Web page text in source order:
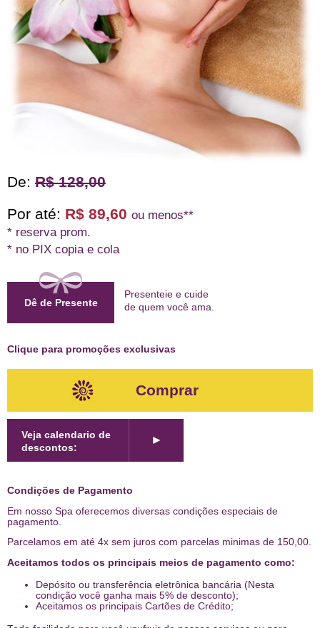
De: R$ 128,00
Por até: R$ 89,60 ou menos**
* reserva prom.
* no PIX copia e cola
Dê de Presente
Presenteie e cuide
de quem você ama
Clique para promoções exclusivas
Comprar
Veja calendario de
descontos:
►
Condições de Pagamento
Em nosso Spa oferecemos diversas condições especiais de
pagamento.
Parcelamos em até 4x sem juros com parcelas minimas de 150,00.
Aceitamos todos os principais meios de pagamento como:
Depósito ou transferência eletrônica bancária (Nesta
condição você ganha mais 5% de desconto);
Aceitamos os principais Cartões de Crédito;